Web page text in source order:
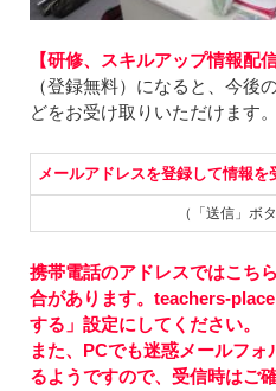
【研修、スキルアップ情報配信
（登録無料）になると、今後
どをお受け取りいただけます
メールアドレスを登録して情報
（「送信」ボ
携帯電話のアドレスではこち
合があります。teachers-
する」設定にしてください。
また、PCでも迷惑メールフ
るようですので、受信時はご